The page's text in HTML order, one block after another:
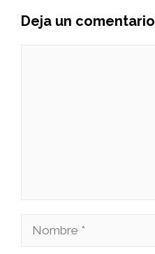
Deja un comentario
Nombre